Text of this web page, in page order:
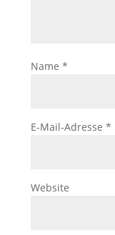
Name *
E-Mail-Adresse *
Website